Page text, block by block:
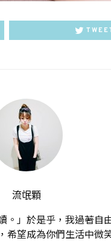
流氓顆
」於是乎，我過著自
希望成為你們生活中微